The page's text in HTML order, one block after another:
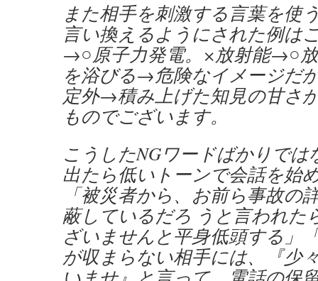
また相手を刺激する言葉を使
言い換えるようにされた例は
→○原子力発電。×放射能→○
を浴びる→危険なイメージだ
定外→積み上げた知見の甘さ
ものでございます。
こうしたNGワードばかりでは
出たら低いトーンで会話を始
「被災者から、お前ら事故の
蔽しているだろ うと言われた
ざいませんと平身低頭する」
が収まらない相手には、『少